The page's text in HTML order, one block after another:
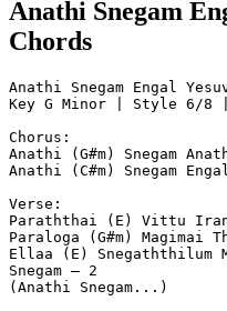
Anathi Snegam
Chords
Anathi Snegam Engal
Key G Minor | Style 6/8 |
Chorus:
Anathi (G#m) Snegam
Anathi (C#m) Snegam
Verse:
Paraththai (E) Vittu
Paraloga (G#m) Magimai
Ellaa (E) Snegaththilum
Snegam – 2
(Anathi Snegam...)